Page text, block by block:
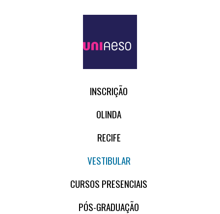
INSCRIÇÃO
OLINDA
RECIFE
VESTIBULAR
CURSOS PRESENCIAIS
PÓS-GRADUAÇÃO